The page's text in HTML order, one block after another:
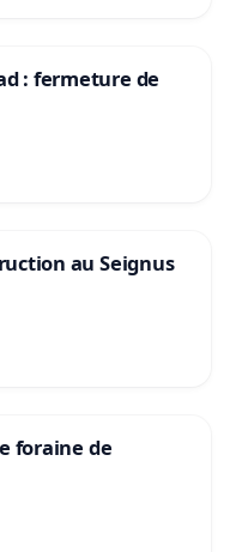
: fermeture de
au Seignus
foraine de